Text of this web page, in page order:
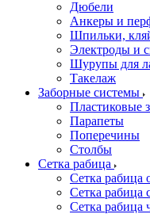
Дюбели
Анкеры и
Шпильки,
Электроды и
Шурупы для
Такелаж
Заборные системы
Пластиковые
Парапеты
Поперечины
Столбы
Сетка рабица
Сетка рабица
Сетка
Сетка рабица